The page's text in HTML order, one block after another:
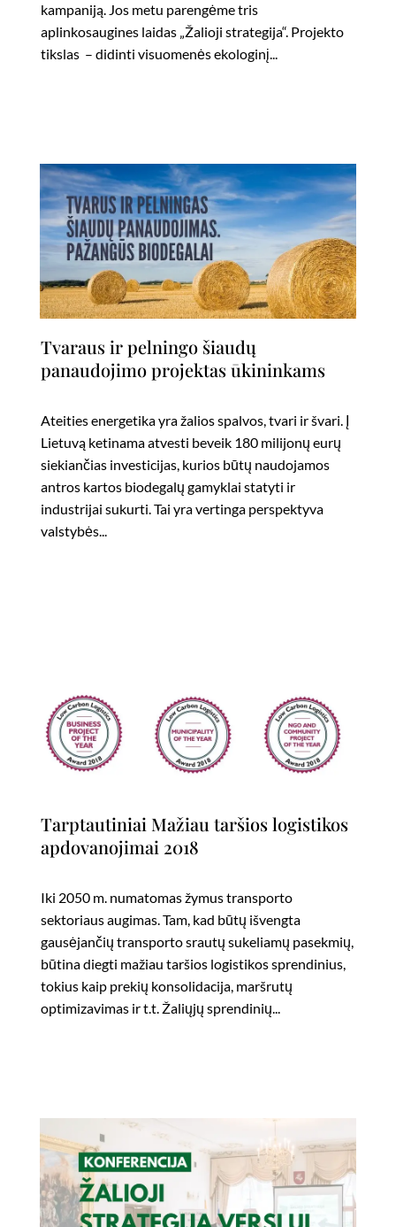
kampaniją. Jos metu parengėme tris
aplinkosaugines laidas „Žalioji strategija“. Projekto
tikslas – didinti visuomenės ekologinį...
Tvaraus ir pelningo šiaudų
panaudojimo projektas ūkininkams
Ateities energetika yra žalios spalvos, tvari ir švari. Į
Lietuvą ketinama atvesti beveik 180 milijonų eurų
siekiančias investicijas, kurios būtų naudojamos
antros kartos biodegalų gamyklai statyti ir
industrijai sukurti. Tai yra vertinga perspektyva
valstybės...
Tarptautiniai Mažiau taršios logistikos
apdovanojimai 2018
Iki 2050 m. numatomas žymus transporto
sektoriaus augimas. Tam, kad būtų išvengta
gausėjančių transporto srautų sukeliamų pasekmių,
būtina diegti mažiau taršios logistikos sprendinius,
tokius kaip prekių konsolidacija, maršrutų
optimizavimas ir t.t. Žaliųjų sprendinių...